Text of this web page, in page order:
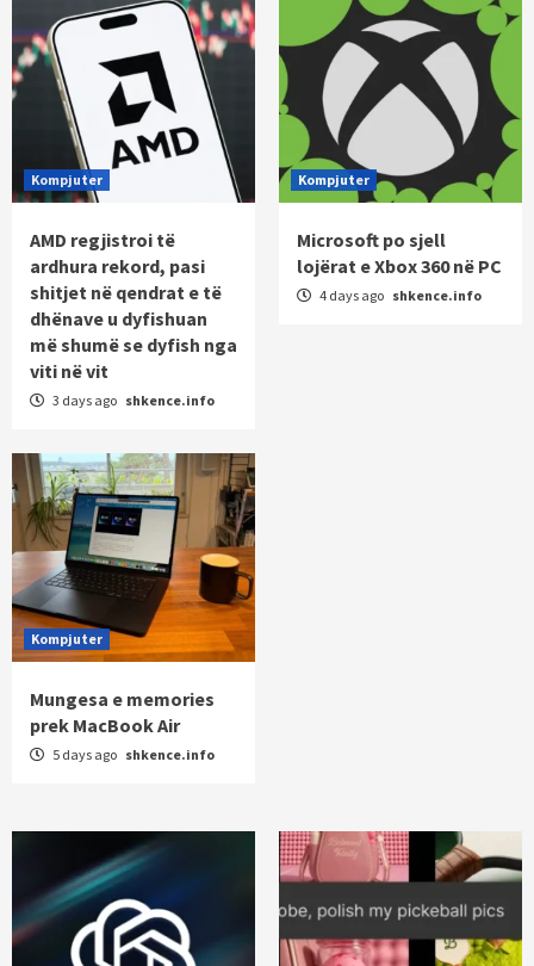
Kompjuter
AMD regjistroi të
ardhura rekord, pasi
shitjet në qendrat e të
dhënave u dyfishuan
më shumë se dyfish nga
viti në vit
3 days ago shkence.info
Kompjuter
Microsoft po sjell
lojërat e Xbox 360 në PC
4 days ago shkence.info
Kompjuter
Mungesa e memories
prek MacBook Air
5 days ago shkence.info